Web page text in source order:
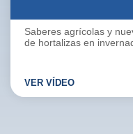
Saberes agrícolas y
de hortalizas en
VER VÍDEO